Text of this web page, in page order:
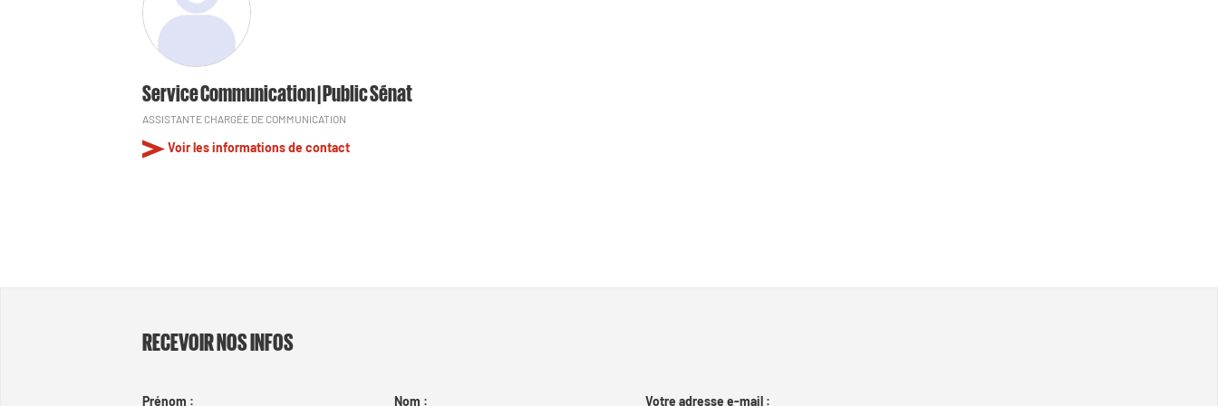
Service Communication | Public Sénat
ASSISTANTE CHARGÉE DE COMMUNICATION
Voir les informations de contact
RECEVOIR NOS INFOS
Prénom : Nom : Votre adresse e-mail :